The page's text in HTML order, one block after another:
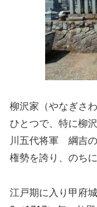
柳沢家（やなぎさ
ひとつで、特に柳
川五代将軍 綱吉
権勢を誇り、のち
江戸期に入り甲府